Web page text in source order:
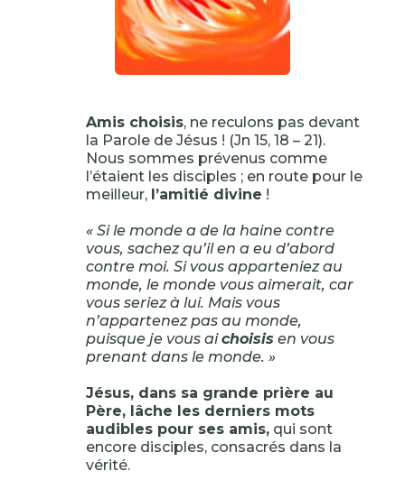
Amis choisis, ne reculons pas devant
la Parole de Jésus ! (Jn 15, 18 – 21).
Nous sommes prévenus comme
l’étaient les disciples ; en route pour le
meilleur, l’amitié divine !
« Si le monde a de la haine contre
vous, sachez qu’il en a eu d’abord
contre moi. Si vous apparteniez au
monde, le monde vous aimerait, car
vous seriez à lui. Mais vous
n’appartenez pas au monde,
puisque je vous aichoisis en vous
prenant dans le monde. »
Jésus, dans sa grande prière au
Père, lâche les derniers mots
audibles pour ses amis,qui sont
encore disciples, consacrés dans la
vérité.